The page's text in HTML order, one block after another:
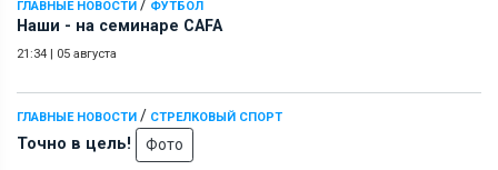
ГЛАВНЫЕ НОВОСТИ / ФУТБОЛ
Наши - на семинаре СAFA
21:34 | 05 августа
ГЛАВНЫЕ НОВОСТИ / СТРЕЛКОВЫЙ СПОРТ
Точно в цель! Фото